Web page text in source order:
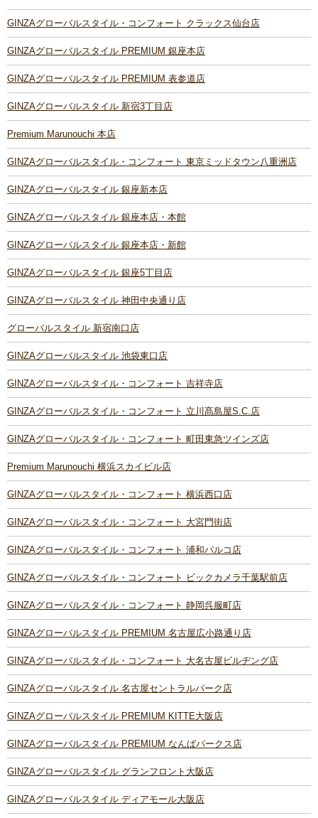
GINZAグローバルスタイル・コンフォート クラックス仙台店
GINZAグローバルスタイル PREMIUM 銀座本店
GINZAグローバルスタイル PREMIUM 表参道店
GINZAグローバルスタイル 新宿3丁目店
Premium Marunouchi 本店
GINZAグローバルスタイル・コンフォート 東京ミッドタウン八重洲店
GINZAグローバルスタイル 銀座新本店
GINZAグローバルスタイル 銀座本店・本館
GINZAグローバルスタイル 銀座本店・新館
GINZAグローバルスタイル 銀座5丁目店
GINZAグローバルスタイル 神田中央通り店
グローバルスタイル 新宿南口店
GINZAグローバルスタイル 池袋東口店
GINZAグローバルスタイル・コンフォート 吉祥寺店
GINZAグローバルスタイル・コンフォート 立川髙島屋S.C.店
GINZAグローバルスタイル・コンフォート 町田東急ツインズ店
Premium Marunouchi 横浜スカイビル店
GINZAグローバルスタイル・コンフォート 横浜西口店
GINZAグローバルスタイル・コンフォート 大宮門街店
GINZAグローバルスタイル・コンフォート 浦和パルコ店
GINZAグローバルスタイル・コンフォート ビックカメラ千葉駅前店
GINZAグローバルスタイル・コンフォート 静岡呉服町店
GINZAグローバルスタイル PREMIUM 名古屋広小路通り店
GINZAグローバルスタイル・コンフォート 大名古屋ビルヂング店
GINZAグローバルスタイル 名古屋セントラルパーク店
GINZAグローバルスタイル PREMIUM KITTE大阪店
GINZAグローバルスタイル PREMIUM なんばパークス店
GINZAグローバルスタイル グランフロント大阪店
GINZAグローバルスタイル ディアモール大阪店